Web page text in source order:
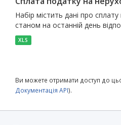
Набір містить дані про
станом на останній день
XLS
Ви можете отримати доступ до
Документація API).